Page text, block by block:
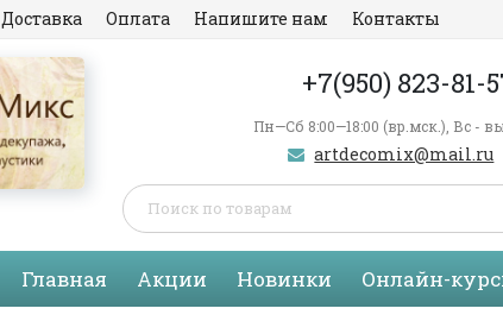
Доставка Оплата Напишите нам Контакты
+7(950) 823-81-
Пн—Сб 8:00—18:00 (вр.мск.), Вс -
artdecomix@mail.ru
Главная Акции Новинки Онлайн-